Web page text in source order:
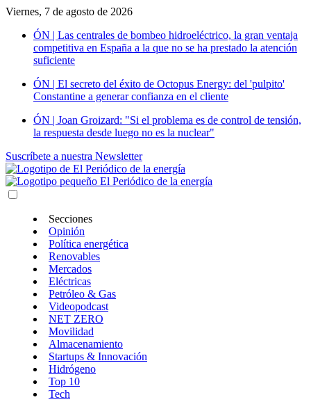
Viernes, 7 de agosto de 2026
ÓN | Las centrales de bombeo hidroeléctrico, la gran ventaja
competitiva en España a la que no se ha prestado la atención
suficiente
ÓN | El secreto del éxito de Octopus Energy: del 'pulpito'
Constantine a generar confianza en el cliente
ÓN | Joan Groizard: "Si el problema es de control de tensión,
la respuesta desde luego no es la nuclear"
Suscríbete a nuestra Newsletter
Secciones
Opinión
Política energética
Renovables
Mercados
Eléctricas
Petróleo & Gas
Videopodcast
NET ZERO
Movilidad
Almacenamiento
Startups & Innovación
Hidrógeno
Top 10
Tech